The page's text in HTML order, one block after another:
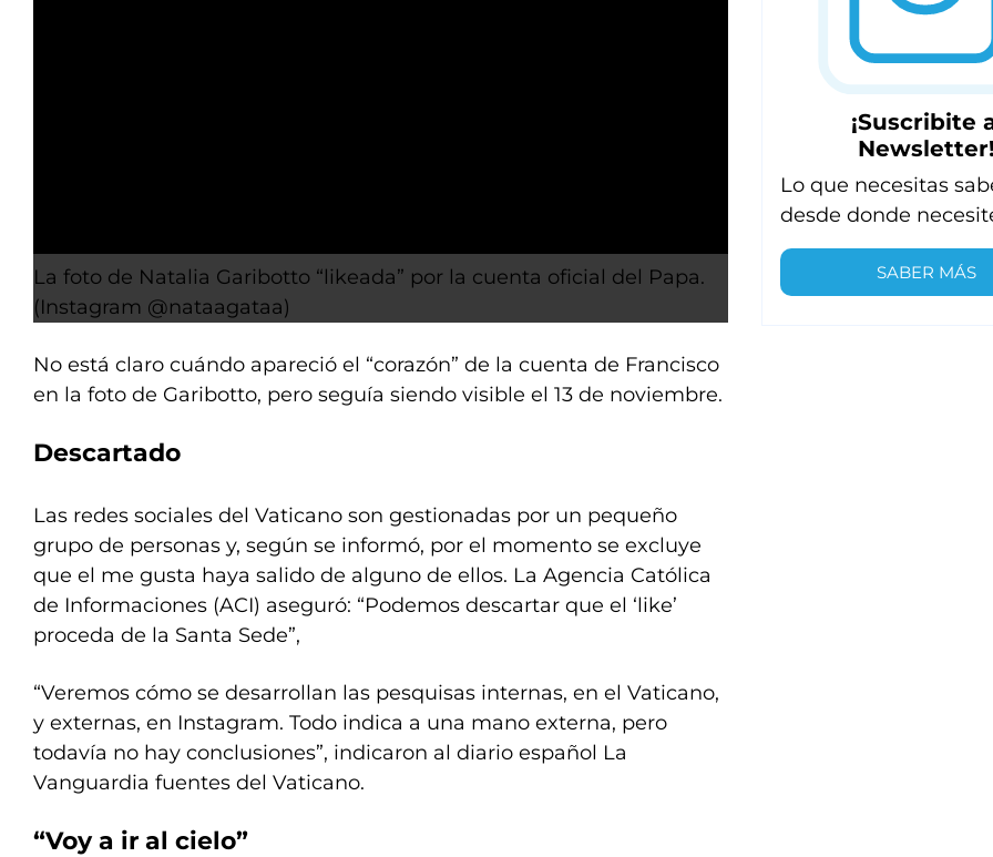
La foto de Natalia Garibotto “likeada” por la cuenta oficial del Papa.
(Instagram @nataagataa)
No está claro cuándo apareció el “corazón” de la cuenta de Francisco
en la foto de Garibotto, pero seguía siendo visible el 13 de noviembre.
Descartado
Las redes sociales del Vaticano son gestionadas por un pequeño
grupo de personas y, según se informó, por el momento se excluye
que el me gusta haya salido de alguno de ellos. La Agencia Católica
de Informaciones (ACI) aseguró: “Podemos descartar que el ‘like’
proceda de la Santa Sede”,
“Veremos cómo se desarrollan las pesquisas internas, en el Vaticano,
y externas, en Instagram. Todo indica a una mano externa, pero
todavía no hay conclusiones”, indicaron al diario español La
Vanguardia fuentes del Vaticano.
“Voy a ir al cielo”
¡Suscribite
Newsletter!
Lo que necesitas
desde donde
SABER MÁS